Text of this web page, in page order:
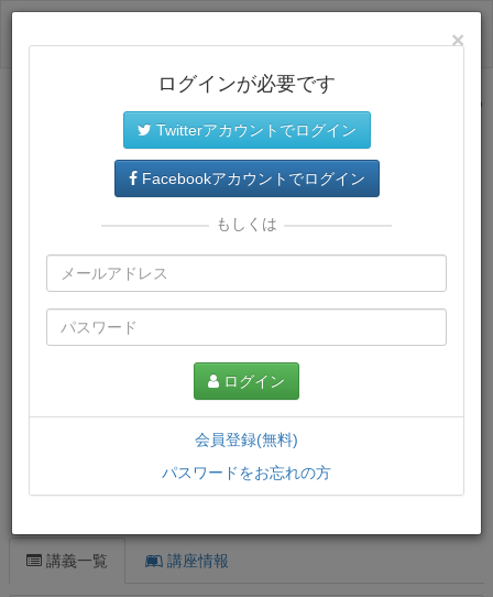
サイトトップに戻る
プレミアム会員では、教材がダウンロードでき、快適な動画
再生環境が提供されます。
講義一覧 講座情報
×
ログインが必要です
Twitterアカウントでログイン
Facebookアカウントでログイン
もしくは
ログイン
会員登録(無料)
パスワードをお忘れの方